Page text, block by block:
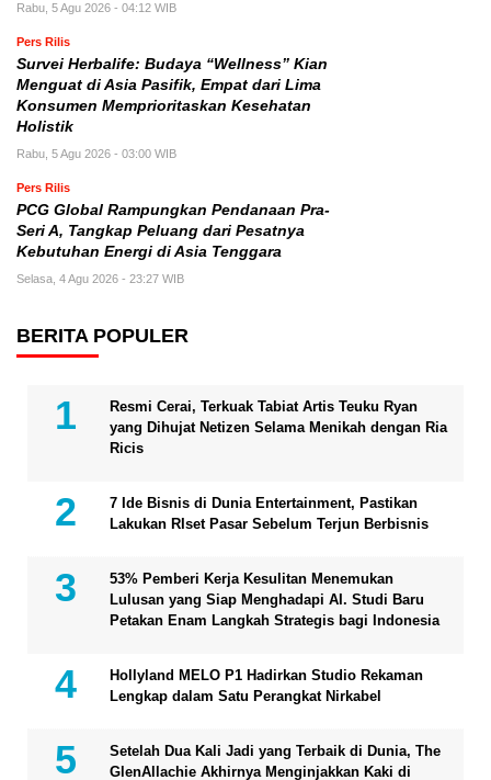
Rabu, 5 Agu 2026 - 04:12 WIB
Pers Rilis
Survei Herbalife: Budaya “Wellness” Kian
Menguat di Asia Pasifik, Empat dari Lima
Konsumen Memprioritaskan Kesehatan
Holistik
Rabu, 5 Agu 2026 - 03:00 WIB
Pers Rilis
PCG Global Rampungkan Pendanaan Pra-
Seri A, Tangkap Peluang dari Pesatnya
Kebutuhan Energi di Asia Tenggara
Selasa, 4 Agu 2026 - 23:27 WIB
BERITA POPULER
Resmi Cerai, Terkuak Tabiat Artis Teuku Ryan
yang Dihujat Netizen Selama Menikah dengan Ria
Ricis
7 Ide Bisnis di Dunia Entertainment, Pastikan
Lakukan RIset Pasar Sebelum Terjun Berbisnis
53% Pemberi Kerja Kesulitan Menemukan
Lulusan yang Siap Menghadapi AI. Studi Baru
Petakan Enam Langkah Strategis bagi Indonesia
Hollyland MELO P1 Hadirkan Studio Rekaman
Lengkap dalam Satu Perangkat Nirkabel
Setelah Dua Kali Jadi yang Terbaik di Dunia, The
GlenAllachie Akhirnya Menginjakkan Kaki di